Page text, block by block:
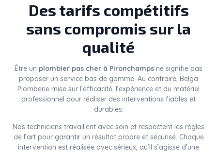
Des tarifs compétitifs
sans compromis sur la
qualité
Être un plombier pas cher à Pironchamps ne signifie pas
proposer un service bas de gamme. Au contraire, Belga
Plomberie mise sur l’efficacité, l’expérience et du matériel
professionnel pour réaliser des interventions fiables et
durables.
Nos techniciens travaillent avec soin et respectent les règles
de l’art pour garantir un résultat propre et sécurisé. Chaque
intervention est réalisée avec sérieux, qu’il s’agisse d’une